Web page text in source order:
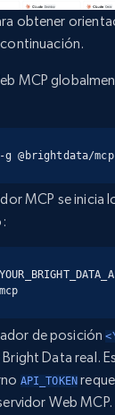
obtener
MCP
@brightdata/mcp
MCP se
de posición
Bright Data real.
API_TOKEN
Web MCP.